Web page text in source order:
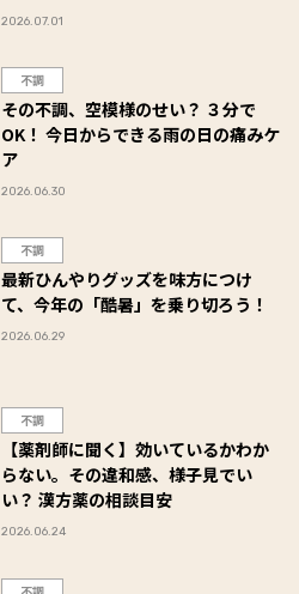
2026.07.01
不調
その不調、空模様のせい？ ３分で
OK！ 今日からできる雨の日の痛みケ
ア
2026.06.30
不調
最新ひんやりグッズを味方につけ
て、今年の「酷暑」を乗り切ろう！
2026.06.29
不調
【薬剤師に聞く】効いているかわか
らない。その違和感、様子見でい
い？ 漢方薬の相談目安
2026.06.24